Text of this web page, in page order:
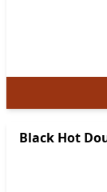
Black Hot